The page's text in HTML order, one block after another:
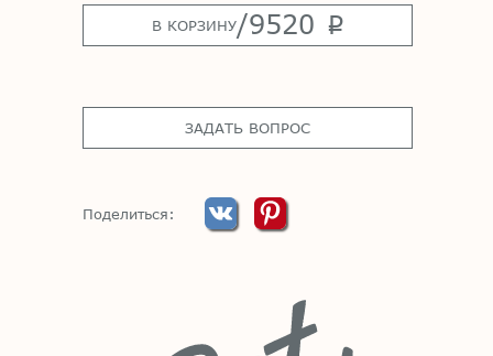
В КОРЗИНУ/9520 p
ЗАДАТЬ ВОПРОС
Поделиться: